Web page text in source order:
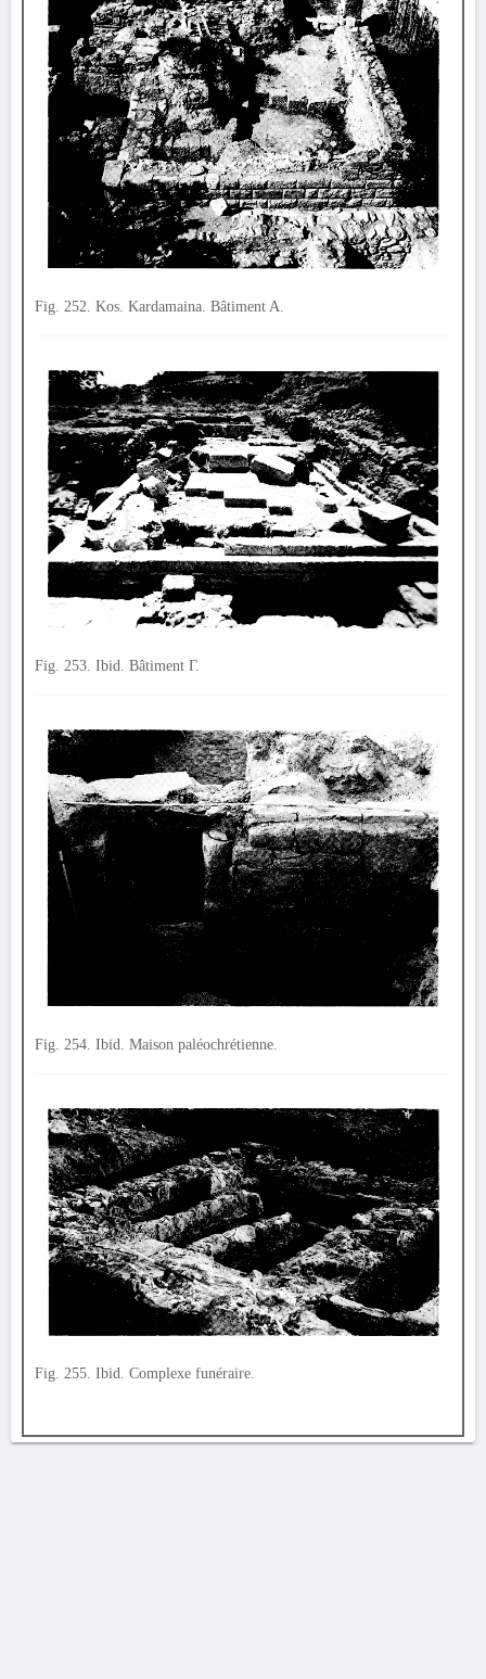
Fig. 252. Kos. Kardamaina. Bâtiment A.
Fig. 253. Ibid. Bâtiment Γ.
Fig. 254. Ibid. Maison paléochrétienne.
Fig. 255. Ibid. Complexe funéraire.